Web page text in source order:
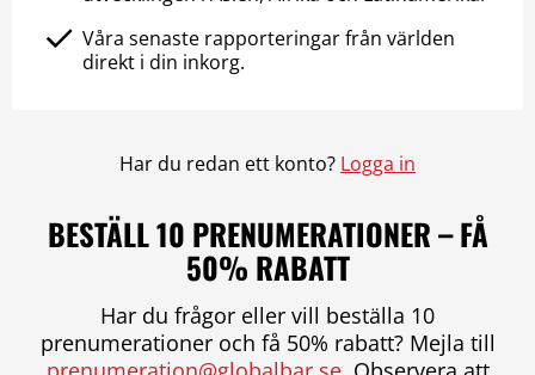
Våra senaste rapporteringar från världen
direkt i din inkorg.
Har du redan ett konto? Logga in
BESTÄLL 10 PRENUMERATIONER – FÅ
50% RABATT
Har du frågor eller vill beställa 10
prenumerationer och få 50% rabatt? Mejla till